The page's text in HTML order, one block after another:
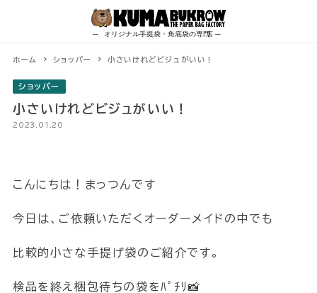
ホーム ショッパー 小さいけれどビジュがいい！
ショッパー
小さいけれどビジュがいい！
2023.01.20
こんにちは！まっつんです
今日は、ご依頼いただくオーダーメイドの中でも
比較的小さな手提げ袋のご紹介です。
検品を終え梱包待ちの袋をﾊﾟﾁﾘ📸